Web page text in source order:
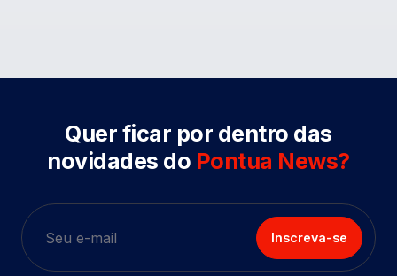
Quer ficar por dentro das
novidades do Pontua News?
Inscreva-se